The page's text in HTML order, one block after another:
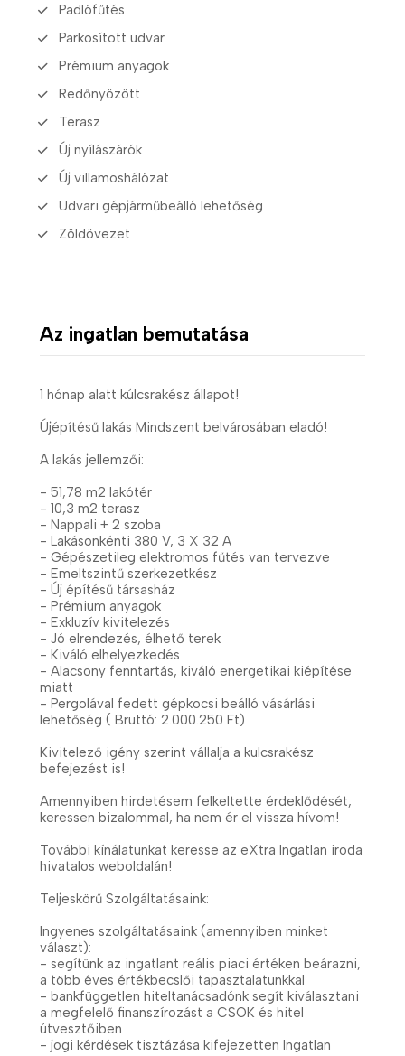
Padlófűtés
Parkosított udvar
Prémium anyagok
Redőnyözött
Terasz
Új nyílászárók
Új villamoshálózat
Udvari gépjárműbeálló lehetőség
Zöldövezet
Az ingatlan bemutatása
1 hónap alatt kúlcsrakész állapot!
Újépítésű lakás Mindszent belvárosában eladó!
A lakás jellemzői:
- 51,78 m2 lakótér
- 10,3 m2 terasz
- Nappali + 2 szoba
- Lakásonkénti 380 V, 3 X 32 A
- Gépészetileg elektromos fűtés van tervezve
- Emeltszintű szerkezetkész
- Új építésű társasház
- Prémium anyagok
- Exkluzív kivitelezés
- Jó elrendezés, élhető terek
- Kiváló elhelyezkedés
- Alacsony fenntartás, kiváló energetikai kiépítése
miatt
- Pergolával fedett gépkocsi beálló vásárlási
lehetőség ( Bruttó: 2.000.250 Ft)
Kivitelező igény szerint vállalja a kulcsrakész
befejezést is!
Amennyiben hirdetésem felkeltette érdeklődését,
keressen bizalommal, ha nem ér el vissza hívom!
További kínálatunkat keresse az eXtra Ingatlan iroda
hivatalos weboldalán!
Teljeskörű Szolgáltatásaink:
Ingyenes szolgáltatásaink (amennyiben minket
választ):
- segítünk az ingatlant reális piaci értéken beárazni,
a több éves értékbecslői tapasztalatunkkal
- bankfüggetlen hiteltanácsadónk segít kiválasztani
a megfelelő finanszírozást a CSOK és hitel
útvesztőiben
- jogi kérdések tisztázása kifejezetten Ingatlan